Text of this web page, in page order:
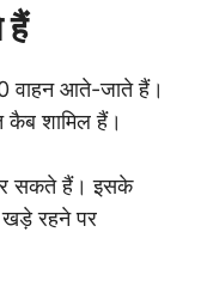
हैं
वाहन आते-जाते हैं।
कैब शामिल हैं।
सकते हैं। इसके
खड़े रहने पर